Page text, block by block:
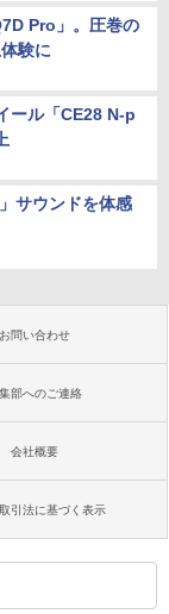
Pro」。圧巻の
験に
ール「CE28 N-p
サウンドを体感
お問い合わせ
部へのご連絡
会社概要
引法に基づく表示